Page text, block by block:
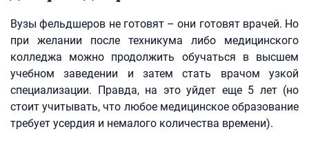
Вузы фельдшеров не готовят – они готовят врачей. Но
при желании после техникума либо медицинского
колледжа можно продолжить обучаться в высшем
учебном заведении и затем стать врачом узкой
специализации. Правда, на это уйдет еще 5 лет (но
стоит учитывать, что любое медицинское образование
требует усердия и немалого количества времени).